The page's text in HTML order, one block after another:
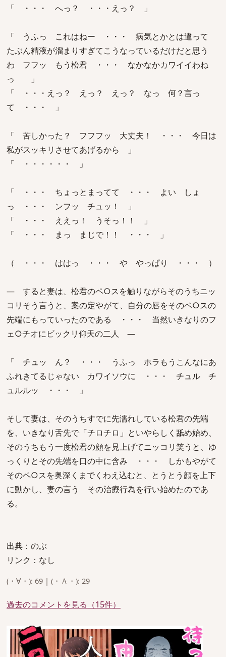
「 ・・・ へっ？ ・・・えっ？ 」
「 うふっ これはねー ・・・ 病気とかとは違って
たぶん精液が溜まりすぎてこうなっているだけだと思う
わ フフッ もう松君 ・・・ なかなかカワイイわね
っ 」
「 ・・・えっ？ えっ？ えっ？ なっ 何？言っ
て ・・・ 」
「 苦しかった？ フフフッ 大丈夫！ ・・・ 今日は
私がスッキリさせてあげるから 」
「 ・・・・・・ 」
「 ・・・ ちょっとまってて ・・・ よい しょ
っ ・・・ ンフッ チュッ！ 」
「 ・・・ ええっ！ うそっ！！ 」
「 ・・・ まっ まじで！！ ・・・ 」
（ ・・・ ははっ ・・・ や やっぱり ・・・ ）
― すると妻は、松君のペ○スを触りながらそのうちニッ
コリそう言うと、案の定やがて、自分の唇をそのペ○スの
先端にもっていったのである ・・・ 当然いきなりのフ
ェ○チオにビックリ仰天の二人 ―
「 チュッ ん？ ・・・ うふっ ホラもうこんなにあ
ふれきてるじゃない カワイソウに ・・・ チュル チ
ュルルッ ・・・ 」
そして妻は、そのうちすでに先濡れしている松君の先端
を、いきなり舌先で「チロチロ」といやらしく舐め始め、
そのうちもう一度松君の顔を見上げてニッコリ笑うと、ゆ
っくりとその先端を口の中に含み ・・・ しかもやがて
そのペ○スを奥深くまでくわえ込むと、とうとう顔を上下
に動かし、妻の言う その治療行為を行い始めたのであ
る。
出典：のぶ
リンク：なし
(・∀・): 69 | (・Ａ・): 29
過去のコメントを見る（15件）